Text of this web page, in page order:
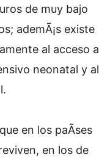
de muy bajo
ademÃ¡s existe
al acceso a
neonatal y al
en los paÃ­ses
en los de